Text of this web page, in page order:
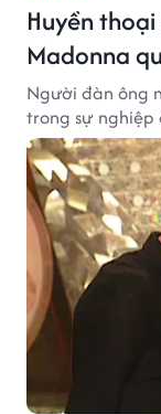
Huyền
Madonna
Người đàn ông
trong sự nghiệp